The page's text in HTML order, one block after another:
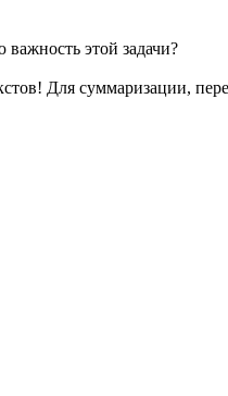
этой задачи?
Для суммаризации,